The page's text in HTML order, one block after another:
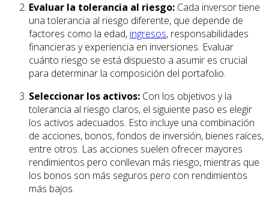
Evaluar la tolerancia al riesgo: Cada inversor tiene
una tolerancia al riesgo diferente, que depende de
factores como la edad, ingresos, responsabilidades
financieras y experiencia en inversiones. Evaluar
cuánto riesgo se está dispuesto a asumir es crucial
para determinar la composición del portafolio.
Seleccionar los activos: Con los objetivos y la
tolerancia al riesgo claros, el siguiente paso es elegir
los activos adecuados. Esto incluye una combinación
de acciones, bonos, fondos de inversión, bienes raíces,
entre otros. Las acciones suelen ofrecer mayores
rendimientos pero conllevan más riesgo, mientras que
los bonos son más seguros pero con rendimientos
más bajos.